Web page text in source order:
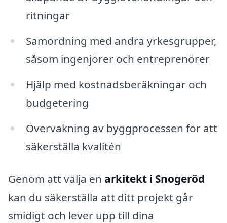
ritningar
Samordning med andra yrkesgrupper,
såsom ingenjörer och entreprenörer
Hjälp med kostnadsberäkningar och
budgetering
Övervakning av byggprocessen för att
säkerställa kvalitén
Genom att välja en arkitekt i Snogeröd
kan du säkerställa att ditt projekt går
smidigt och lever upp till dina